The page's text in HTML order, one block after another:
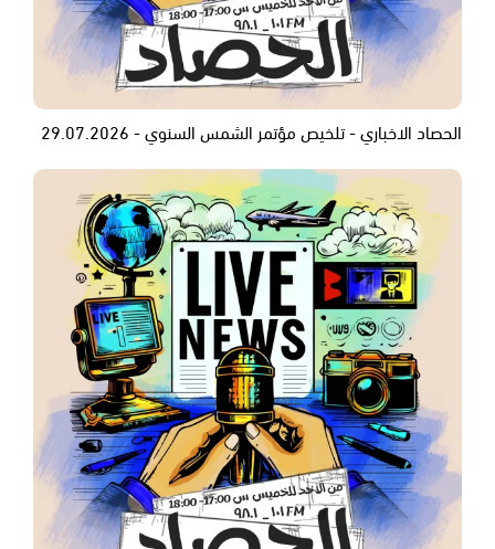
الحصاد الاخباري - تلخيص مؤتمر الشمس السنوي - 29.07.2026